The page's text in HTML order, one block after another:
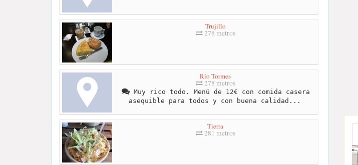
Trujillo
278 metros
Río Tormes
278 metros
Muy rico todo. Menú de 12€ con comida casera
asequible para todos y con buena calidad...
Tierra
281 metros